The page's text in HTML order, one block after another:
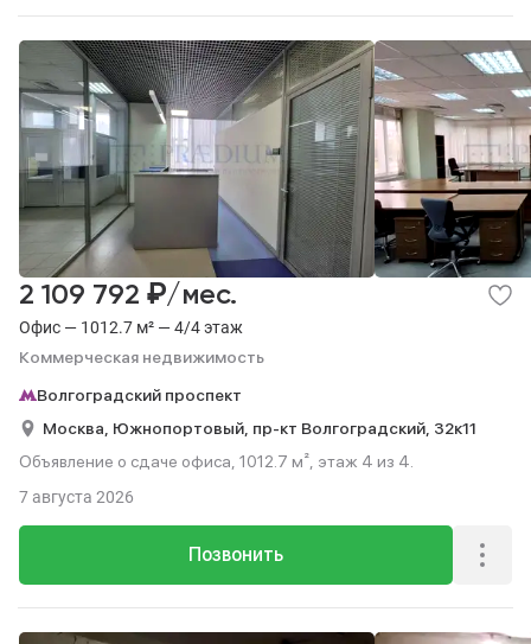
Офис — 1012.7 м² — 4/4 этаж
Коммерческая недвижимость
2 109 792 ₽/мес.
Волгоградский проспект
Москва, Южнопортовый, пр-кт Волгоградский, 32к11
Объявление о сдаче офиса, 1012.7 м², этаж 4 из 4.
Позвонить
7 августа 2026